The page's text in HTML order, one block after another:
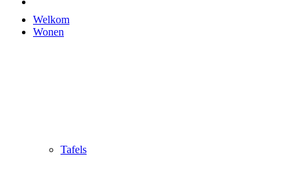
Welkom
Wonen
Tafels